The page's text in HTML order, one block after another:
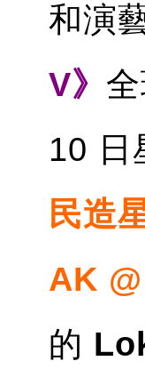
和演
V》
10 日
民造
AK @
的